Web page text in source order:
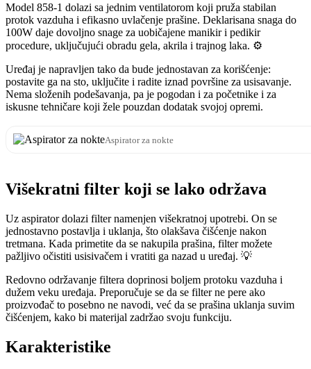
Model 858-1 dolazi sa jednim ventilatorom koji pruža stabilan
protok vazduha i efikasno uvlačenje prašine. Deklarisana snaga do
100W daje dovoljno snage za uobičajene manikir i pedikir
procedure, uključujući obradu gela, akrila i trajnog laka. ⚙️
Uređaj je napravljen tako da bude jednostavan za korišćenje:
postavite ga na sto, uključite i radite iznad površine za usisavanje.
Nema složenih podešavanja, pa je pogodan i za početnike i za
iskusne tehničare koji žele pouzdan dodatak svojoj opremi.
Aspirator za nokte
Višekratni filter koji se lako održava
Uz aspirator dolazi filter namenjen višekratnoj upotrebi. On se
jednostavno postavlja i uklanja, što olakšava čišćenje nakon
tretmana. Kada primetite da se nakupila prašina, filter možete
pažljivo očistiti usisivačem i vratiti ga nazad u uređaj. 💡
Redovno održavanje filtera doprinosi boljem protoku vazduha i
dužem veku uređaja. Preporučuje se da se filter ne pere ako
proizvođač to posebno ne navodi, već da se prašina uklanja suvim
čišćenjem, kako bi materijal zadržao svoju funkciju.
Karakteristike